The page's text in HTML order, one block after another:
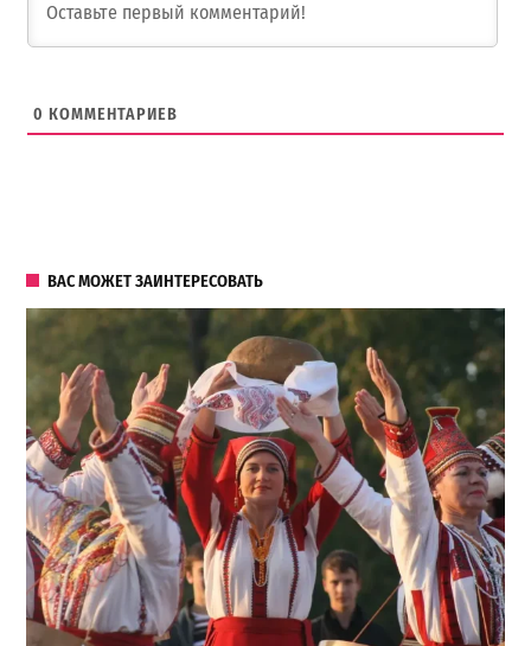
0 КОММЕНТАРИЕВ
ВАС МОЖЕТ ЗАИНТЕРЕСОВАТЬ